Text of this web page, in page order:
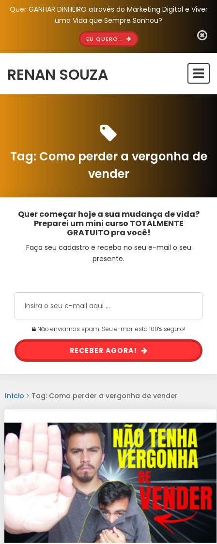
Quer GANHAR DINHEIRO através do Marketing Digital e Viver
uma Vida que Sempre Sonhou?
EU QUERO..
RENAN SOUZA
Tag: Como perder a vergonha de
vender
Quer começar hoje a sua mudança de vida?
Preparei um mini curso TOTALMENTE
GRATUITO pra você!
Faça seu cadastro e receba no seu e-mail o seu
presente.
Não enviamos spam. Seu e-mail está 100% seguro!
RECEBER AGORA!
Início Tag: Como perder a vergonha de vender